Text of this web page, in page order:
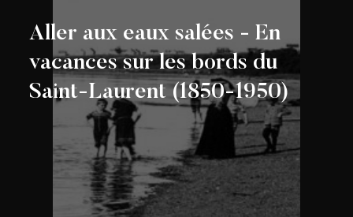
Aller aux eaux salées - En
vacances sur les bords du
Saint-Laurent (1850-1950)